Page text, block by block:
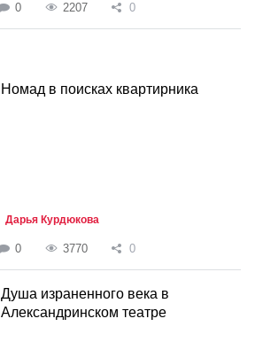
0 2207 0
Номад в поисках квартирника
Дарья Курдюкова
0 3770 0
Душа израненного века в
Александринском театре